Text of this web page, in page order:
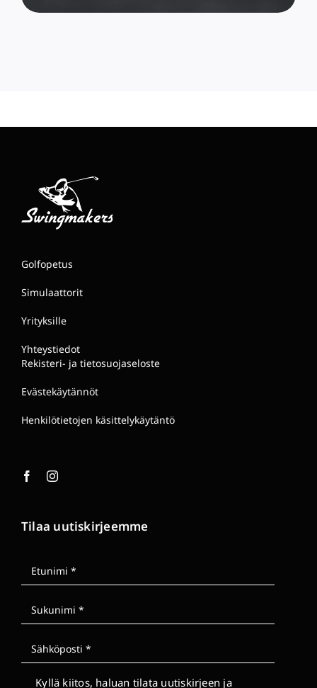
Golfopetus
Simulaattorit
Yrityksille
Yhteystiedot
Rekisteri- ja tietosuojaseloste
Evästekäytännöt
Henkilötietojen käsittelykäytäntö
Tilaa uutiskirjeemme
Kyllä kiitos, haluan tilata uutiskirjeen ja